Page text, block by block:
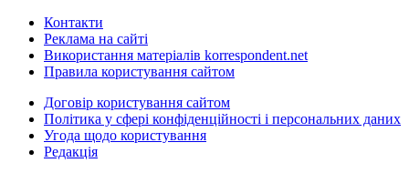
Контакти
Реклама на сайті
Використання матеріалів korrespondent.net
Правила користування сайтом
Договір користування сайтом
Політика у сфері конфіденційності і персональних даних
Угода щодо користування
Редакція